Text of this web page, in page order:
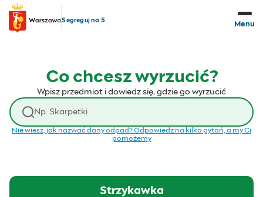
Przejdź do treści
Segreguj na 5
Menu
Co chcesz wyrzucić?
Wpisz przedmiot i dowiedz się, gdzie go wyrzucić
Wyszukaj odpad
Nie wiesz, jak nazwać dany odpad? Odpowiedz na kilka pytań, a my Ci
pomożemy
Strzykawka